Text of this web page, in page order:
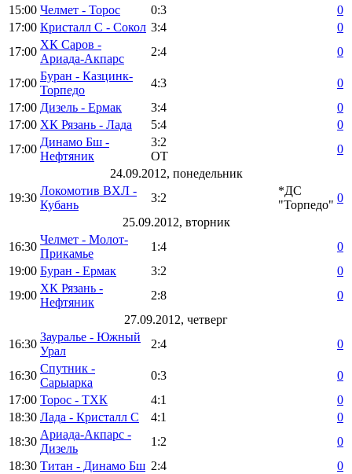
15:00 Челмет - Торос 0:3
0
17:00 Кристалл С - Сокол 3:4
0
17:00
ХК Саров -
Ариада-Акпарс
2:4 0
17:00
Буран - Казцинк-
Торпедо
4:3
0
17:00 Дизель - Ермак 3:4
0
17:00 ХК Рязань - Лада 5:4
0
17:00
Динамо Бш -
Нефтяник
3:2
ОТ
0
24.09.2012, понедельник
19:30
Локомотив ВХЛ -
Кубань
3:2
*ДС
"Торпедо"
0
25.09.2012, вторник
16:30
Челмет - Молот-
Прикамье
1:4
0
19:00 Буран - Ермак 3:2
0
19:00
ХК Рязань -
Нефтяник
2:8
0
27.09.2012, четверг
16:30
Зауралье - Южный
Урал
2:4 0
16:30
Спутник -
Сарыарка
0:3
0
17:00 Торос - ТХК 4:1
0
18:30 Лада - Кристалл С 4:1
0
18:30
Ариада-Акпарс -
Дизель
1:2
0
18:30 Титан - Динамо Бш 2:4
0